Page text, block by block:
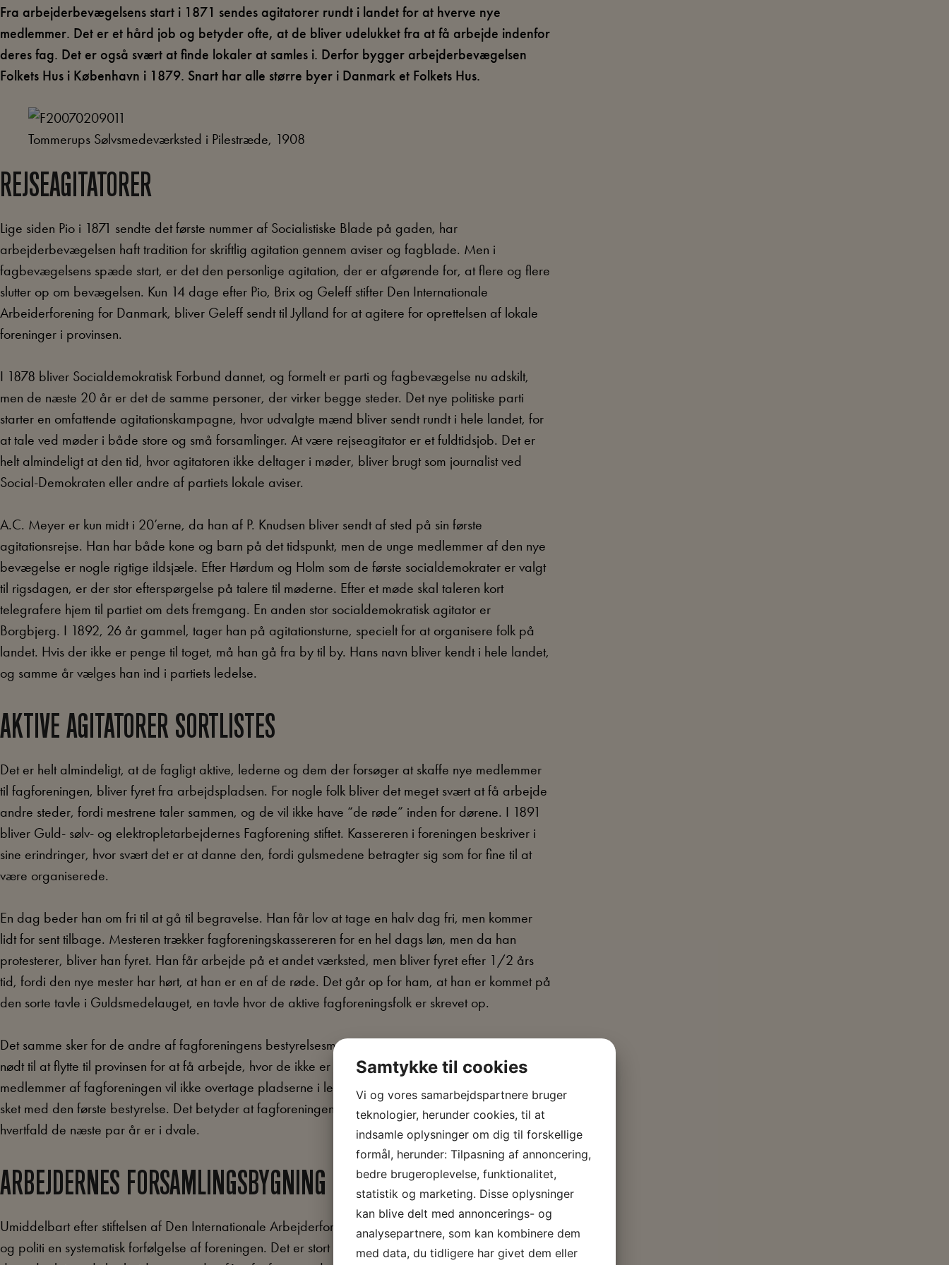
Fra arbejderbevægelsens start i 1871 sendes agitatorer rundt i landet for at hverve nye
medlemmer. Det er et hård job og betyder ofte, at de bliver udelukket fra at få arbejde indenfor
deres fag. Det er også svært at finde lokaler at samles i. Derfor bygger arbejderbevægelsen
Folkets Hus i København i 1879. Snart har alle større byer i Danmark et Folkets Hus.
Tommerups Sølvsmedeværksted i Pilestræde, 1908
REJSEAGITATORER
Lige siden Pio i 1871 sendte det første nummer af Socialistiske Blade på gaden, har
arbejderbevægelsen haft tradition for skriftlig agitation gennem aviser og fagblade. Men i
fagbevægelsens spæde start, er det den personlige agitation, der er afgørende for, at flere og flere
slutter op om bevægelsen. Kun 14 dage efter Pio, Brix og Geleff stifter Den Internationale
Arbeiderforening for Danmark, bliver Geleff sendt til Jylland for at agitere for oprettelsen af lokale
foreninger i provinsen.
I 1878 bliver Socialdemokratisk Forbund dannet, og formelt er parti og fagbevægelse nu adskilt,
men de næste 20 år er det de samme personer, der virker begge steder. Det nye politiske parti
starter en omfattende agitationskampagne, hvor udvalgte mænd bliver sendt rundt i hele landet, for
at tale ved møder i både store og små forsamlinger. At være rejseagitator er et fuldtidsjob. Det er
helt almindeligt at den tid, hvor agitatoren ikke deltager i møder, bliver brugt som journalist ved
Social-Demokraten eller andre af partiets lokale aviser.
A.C. Meyer er kun midt i 20’erne, da han af P. Knudsen bliver sendt af sted på sin første
agitationsrejse. Han har både kone og barn på det tidspunkt, men de unge medlemmer af den nye
bevægelse er nogle rigtige ildsjæle. Efter Hørdum og Holm som de første socialdemokrater er valgt
til rigsdagen, er der stor efterspørgelse på talere til møderne. Efter et møde skal taleren kort
telegrafere hjem til partiet om dets fremgang. En anden stor socialdemokratisk agitator er
Borgbjerg. I 1892, 26 år gammel, tager han på agitationsturne, specielt for at organisere folk på
landet. Hvis der ikke er penge til toget, må han gå fra by til by. Hans navn bliver kendt i hele landet,
og samme år vælges han ind i partiets ledelse.
AKTIVE AGITATORER SORTLISTES
Det er helt almindeligt, at de fagligt aktive, lederne og dem der forsøger at skaffe nye medlemmer
til fagforeningen, bliver fyret fra arbejdspladsen. For nogle folk bliver det meget svært at få arbejde
andre steder, fordi mestrene taler sammen, og de vil ikke have “de røde” inden for dørene. I 1891
bliver Guld- sølv- og elektropletarbejdernes Fagforening stiftet. Kassereren i foreningen beskriver i
sine erindringer, hvor svært det er at danne den, fordi gulsmedene betragter sig som for fine til at
være organiserede.
En dag beder han om fri til at gå til begravelse. Han får lov at tage en halv dag fri, men kommer
lidt for sent tilbage. Mesteren trækker fagforeningskassereren for en hel dags løn, men da han
protesterer, bliver han fyret. Han får arbejde på et andet værksted, men bliver fyret efter 1/2 års
tid, fordi den nye mester har hørt, at han er en af de røde. Det går op for ham, at han er kommet på
den sorte tavle i Guldsmedelauget, en tavle hvor de aktive fagforeningsfolk er skrevet op.
Det samme sker for de andre af fagforeningens bestyrelsesmedlemmer, så efterhånden bliver de
nødt til at flytte til provinsen for at få arbejde, hvor de ikke er kendt blandt mestrene. De andre
medlemmer af fagforeningen vil ikke overtage pladserne i ledelsen, efter de har set, hvad der er
sket med den første bestyrelse. Det betyder at fagforeningen stort set ikke eksisterer mere, og i
hvertfald de næste par år er i dvale.
ARBEJDERNES FORSAMLINGSBYGNING I RØMERSGADE I KØBENHAVN
Umiddelbart efter stiftelsen af Den Internationale Arbejderforening for Danmark begynder regering
og politi en systematisk forfølgelse af foreningen. Det er stort set umuligt at leje mødelokaler, for
Samtykke til cookies
Vi og vores samarbejdspartnere bruger
teknologier, herunder cookies, til at
indsamle oplysninger om dig til forskellige
formål, herunder: Tilpasning af annoncering,
bedre brugeroplevelse, funktionalitet,
statistik og marketing. Disse oplysninger
kan blive delt med annoncerings- og
analysepartnere, som kan kombinere dem
med data, du tidligere har givet dem eller